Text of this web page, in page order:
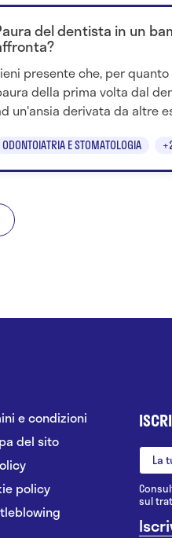
del dentista in un
presente che, per
della prima volta dal
un'ansia derivata da altre
ODONTOIATRIA E STOMATOLOGIA
e condizioni
del sito
policy
sul